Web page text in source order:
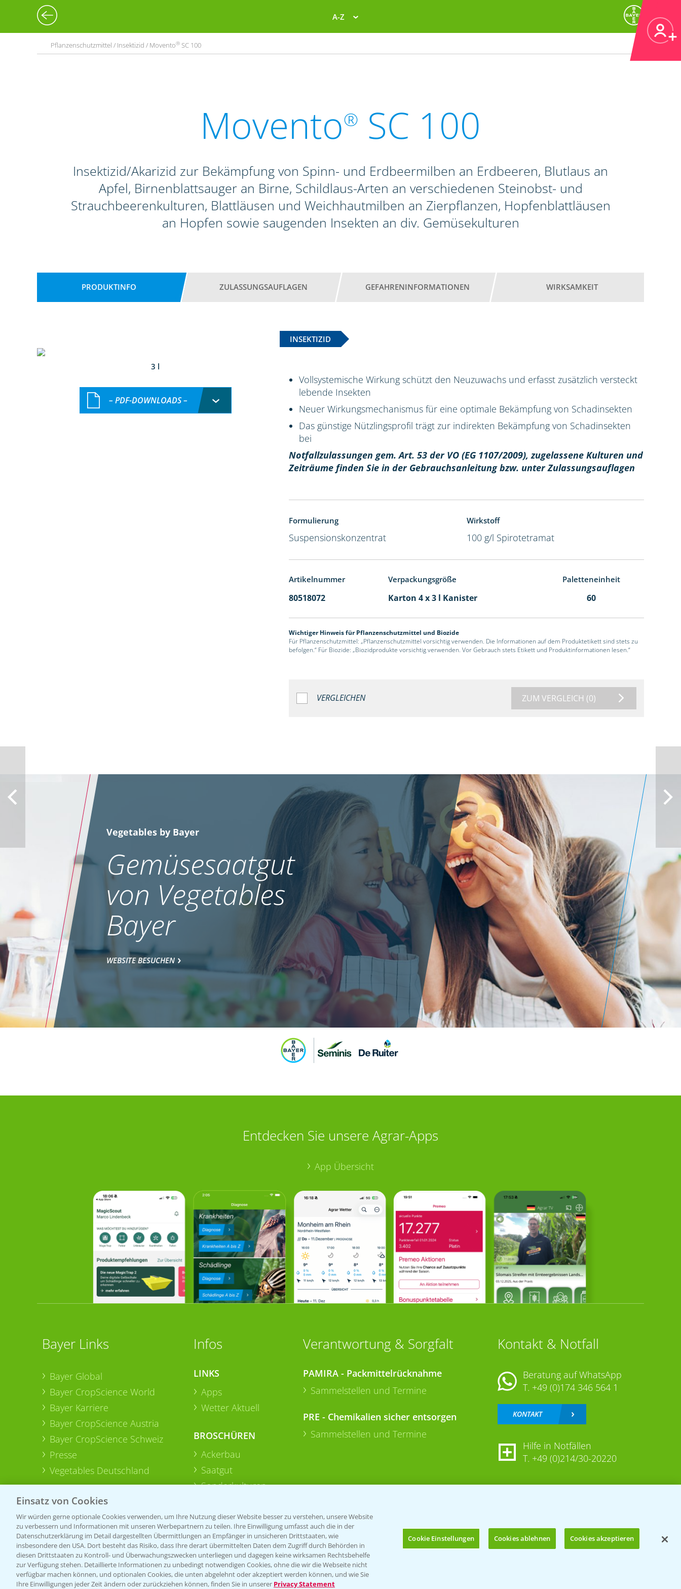
A-Z
Pflanzenschutzmittel / Insektizid / Movento® SC 100
Movento® SC 100
Insektizid/Akarizid zur Bekämpfung von Spinn- und Erdbeermilben an Erdbeeren, Blutlaus an
Apfel, Birnenblattsauger an Birne, Schildlaus-Arten an verschiedenen Steinobst- und
Strauchbeerenkulturen, Blattläusen und Weichhautmilben an Zierpflanzen, Hopfenblattläusen
an Hopfen sowie saugenden Insekten an div. Gemüsekulturen
PRODUKTINFO ZULASSUNGSAUFLAGEN GEFAHRENINFORMATIONEN WIRKSAMKEIT
INSEKTIZID
3 l
– PDF-DOWNLOADS –
Vollsystemische Wirkung schützt den Neuzuwachs und erfasst zusätzlich versteckt
lebende Insekten
Neuer Wirkungsmechanismus für eine optimale Bekämpfung von Schadinsekten
Das günstige Nützlingsprofil trägt zur indirekten Bekämpfung von Schadinsekten
bei
Notfallzulassungen gem. Art. 53 der VO (EG 1107/2009), zugelassene Kulturen und
Zeiträume finden Sie in der Gebrauchsanleitung bzw. unter Zulassungsauflagen
Formulierung
Suspensionskonzentrat
Wirkstoff
100 g/l Spirotetramat
Artikelnummer Verpackungsgröße Paletteneinheit
80518072 Karton 4 x 3 l Kanister 60
Wichtiger Hinweis für Pflanzenschutzmittel und Biozide
Für Pflanzenschutzmittel: „Pflanzenschutzmittel vorsichtig verwenden. Die Informationen auf dem Produktetikett sind stets zu
befolgen.“ Für Biozide: „Biozidprodukte vorsichtig verwenden. Vor Gebrauch stets Etikett und Produktinformationen lesen.“
VERGLEICHEN ZUM VERGLEICH (0)
Bis zu 4 Produkte vergleichen:
Vegetables by Bayer
Gemüsesaatgut
von Vegetables
Bayer
WEBSITE BESUCHEN
Entdecken Sie unsere Agrar-Apps
App Übersicht
Bayer Links
Bayer Global
Bayer CropScience World
Bayer Karriere
Bayer CropScience Austria
Bayer CropScience Schweiz
Presse
Vegetables Deutschland
Infos
LINKS
Apps
Wetter Aktuell
BROSCHÜREN
Ackerbau
Saatgut
Sonderkulturen
Verantwortung & Sorgfalt
PAMIRA - Packmittelrücknahme
Sammelstellen und Termine
PRE - Chemikalien sicher entsorgen
Sammelstellen und Termine
Kontakt & Notfall
Beratung auf WhatsApp
T. +49 (0)174 346 564 1
KONTAKT
Hilfe in Notfällen
T. +49 (0)214/30-20220
Folgen Sie uns
Einsatz von Cookies
Wir würden gerne optionale Cookies verwenden, um Ihre Nutzung dieser Website besser zu verstehen, unsere Website
zu verbessern und Informationen mit unseren Werbepartnern zu teilen. Ihre Einwilligung umfasst auch die in der
Datenschutzerklärung im Detail dargestellten Übermittlungen an Empfänger in unsicheren Drittstaaten, wie
insbesondere den USA. Dort besteht das Risiko, dass Ihre derart übermittelten Daten dem Zugriff durch Behörden in
diesen Drittstaaten zu Kontroll- und Überwachungszwecken unterliegen und dagegen keine wirksamen Rechtsbehelfe
zur Verfügung stehen. Detaillierte Informationen zu unbedingt notwendigen Cookies, ohne die wir die Webseite nicht
verfügbar machen können, und optionalen Cookies, die unten abgelehnt oder akzeptiert werden können, und wie Sie
Ihre Einwilligungen jeder Zeit ändern oder zurückziehen können, finden Sie in unserer Privacy Statement
Cookie Einstellungen Cookies ablehnen Cookies akzeptieren